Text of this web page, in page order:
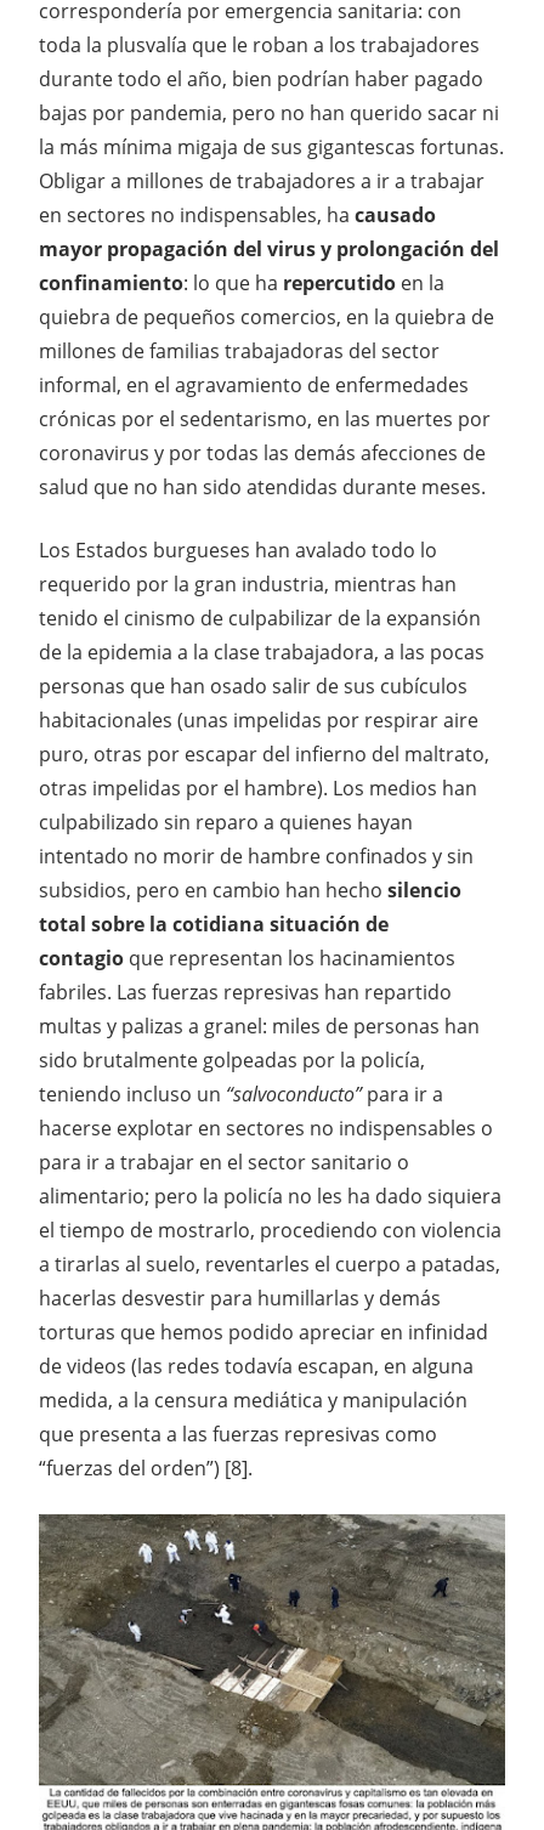
correspondería por emergencia sanitaria: con
toda la plusvalía que le roban a los trabajadores
durante todo el año, bien podrían haber pagado
bajas por pandemia, pero no han querido sacar ni
la más mínima migaja de sus gigantescas fortunas.
Obligar a millones de trabajadores a ir a trabajar
en sectores no indispensables, ha causado
mayor propagación del virus y prolongación del
confinamiento: lo que ha repercutido en la
quiebra de pequeños comercios, en la quiebra de
millones de familias trabajadoras del sector
informal, en el agravamiento de enfermedades
crónicas por el sedentarismo, en las muertes por
coronavirus y por todas las demás afecciones de
salud que no han sido atendidas durante meses.
Los Estados burgueses han avalado todo lo
requerido por la gran industria, mientras han
tenido el cinismo de culpabilizar de la expansión
de la epidemia a la clase trabajadora, a las pocas
personas que han osado salir de sus cubículos
habitacionales (unas impelidas por respirar aire
puro, otras por escapar del infierno del maltrato,
otras impelidas por el hambre). Los medios han
culpabilizado sin reparo a quienes hayan
intentado no morir de hambre confinados y sin
subsidios, pero en cambio han hecho silencio
total sobre la cotidiana situación de
contagio que representan los hacinamientos
fabriles. Las fuerzas represivas han repartido
multas y palizas a granel: miles de personas han
sido brutalmente golpeadas por la policía,
teniendo incluso un “salvoconducto”para ir a
hacerse explotar en sectores no indispensables o
para ir a trabajar en el sector sanitario o
alimentario; pero la policía no les ha dado siquiera
el tiempo de mostrarlo, procediendo con violencia
a tirarlas al suelo, reventarles el cuerpo a patadas,
hacerlas desvestir para humillarlas y demás
torturas que hemos podido apreciar en infinidad
de videos (las redes todavía escapan, en alguna
medida, a la censura mediática y manipulación
que presenta a las fuerzas represivas como
“fuerzas del orden”) [8].